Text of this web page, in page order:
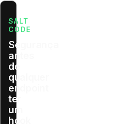
SALT
CODE
Segurança
antes
de
qualquer
endpoint
ter
um
hook